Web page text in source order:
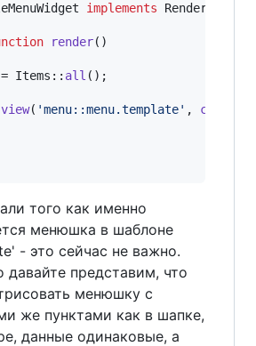
implements Renderable {
render()
= Items:: all ();
view( 'menu::menu.template' , compact
того как именно
менюшка в шаблоне
- это сейчас не важно.
давайте представим, что
менюшку с
же пунктами как в шапке,
данные одинаковые, а